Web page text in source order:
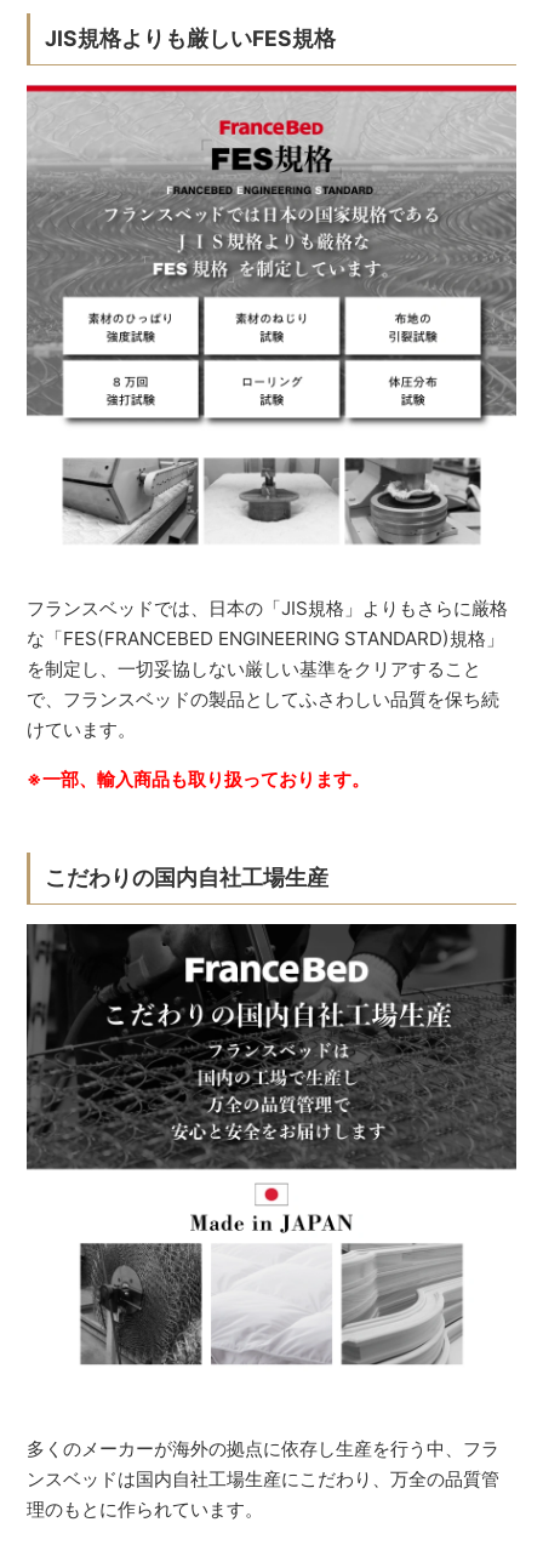
JIS規格よりも厳しいFES規格
フランスベッドでは、日本の「JIS規格」よりもさらに厳格
な「FES(FRANCEBED ENGINEERING STANDARD)規格」
を制定し、一切妥協しない厳しい基準をクリアすること
で、フランスベッドの製品としてふさわしい品質を保ち続
けています。
※一部、輸入商品も取り扱っております。
こだわりの国内自社工場生産
多くのメーカーが海外の拠点に依存し生産を行う中、フラ
ンスベッドは国内自社工場生産にこだわり、万全の品質管
理のもとに作られています。